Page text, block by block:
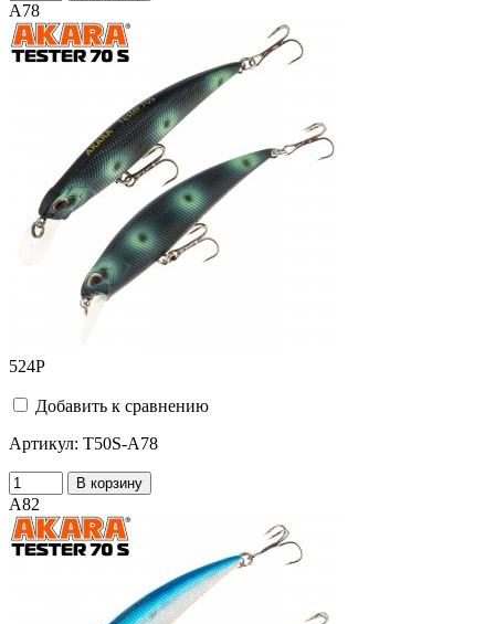
A78
524Р
Добавить к сравнению
Артикул: T50S-A78
В корзину
A82